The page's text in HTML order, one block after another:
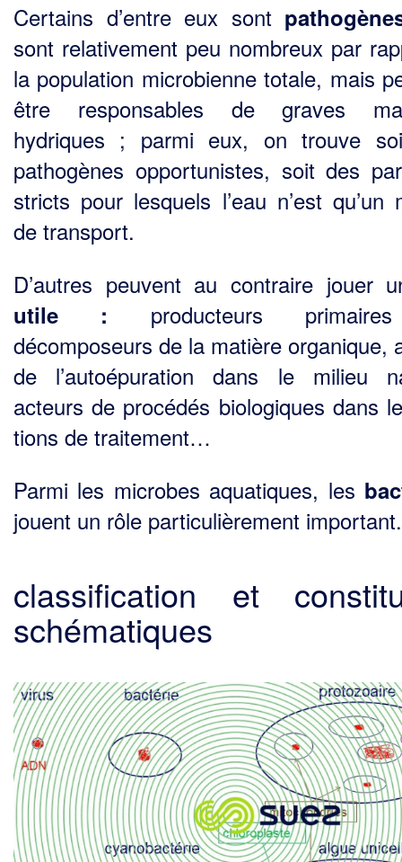
Certains d’entre eux sont
sont relativement peu nombreux par
la population microbienne totale, mais
être responsables de graves
hydriques ; parmi eux, on trouve
pathogènes opportunistes, soit des
stricts pour lesquels l’eau n’est qu’un
de trans­port.
D’autres peuvent au contraire jouer
utile : producteurs
décomposeurs de la matière organique,
de l’autoépuration dans le milieu
acteurs de procédés biologiques dans
tions de traitement…
Parmi les microbes aquatiques, les
jouent un rôle particulièrement important.
classification et
schématiques